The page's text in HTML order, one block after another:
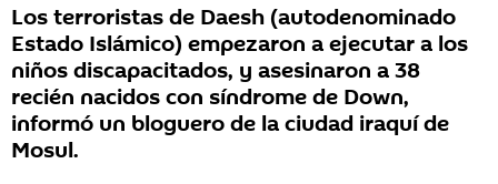
Los terroristas de Daesh (autodenominado
Estado Islámico) empezaron a ejecutar a los
niños discapacitados, y asesinaron a 38
recién nacidos con síndrome de Down,
informó un bloguero de la ciudad iraquí de
Mosul.